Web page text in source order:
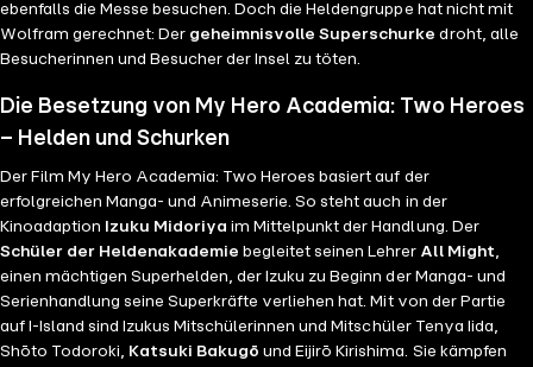
ebenfalls die Messe besuchen. Doch die Heldengruppe hat nicht mit
Wolfram gerechnet: Der geheimnisvolle Superschurke droht, alle
Besucherinnen und Besucher der Insel zu töten.
Die Besetzung von My Hero Academia: Two Heroes
– Helden und Schurken
Der Film My Hero Academia: Two Heroes basiert auf der
erfolgreichen Manga- und Animeserie. So steht auch in der
Kinoadaption
Izuku Midoriya im Mittelpunkt der Handlung. Der
Schüler der Heldenakademie begleitet seinen Lehrer All Might,
einen mächtigen Superhelden, der Izuku zu Beginn der Manga- und
Serienhandlung seine Superkräfte verliehen hat. Mit von der Partie
auf I-Island sind Izukus Mitschülerinnen und Mitschüler Tenya Iida,
Shōto Todoroki, Katsuki Bakugō und Eijirō Kirishima. Sie kämpfen